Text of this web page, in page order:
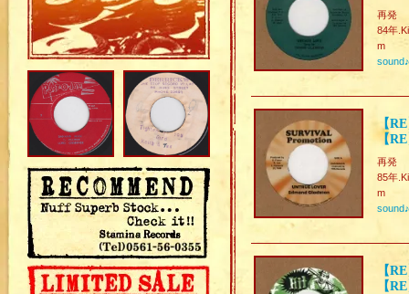
再発
84年
m
sound♪
【
【
再発
85年
m
sound♪
【
【